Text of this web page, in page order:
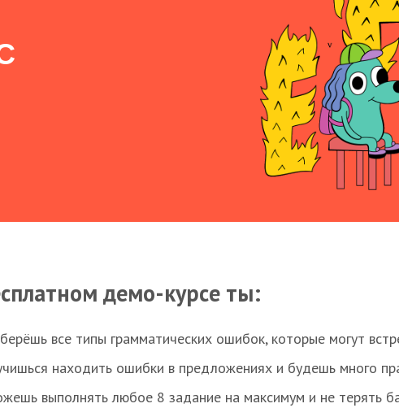
демо-курсе ты:
все типы грамматических ошибок, которые могут
находить ошибки в предложениях и будешь много
выполнять любое 8 задание на максимум и не терять